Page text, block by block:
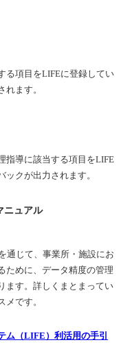
る項目をLIFEに登録してい
ます。
指導に該当する項目をLIFE
クが出力されます。
ニュアル
通じて、事業所・施設にお
ために、データ精度の管理
ます。詳しくまとまってい
です。
ム（LIFE）利活用の手引